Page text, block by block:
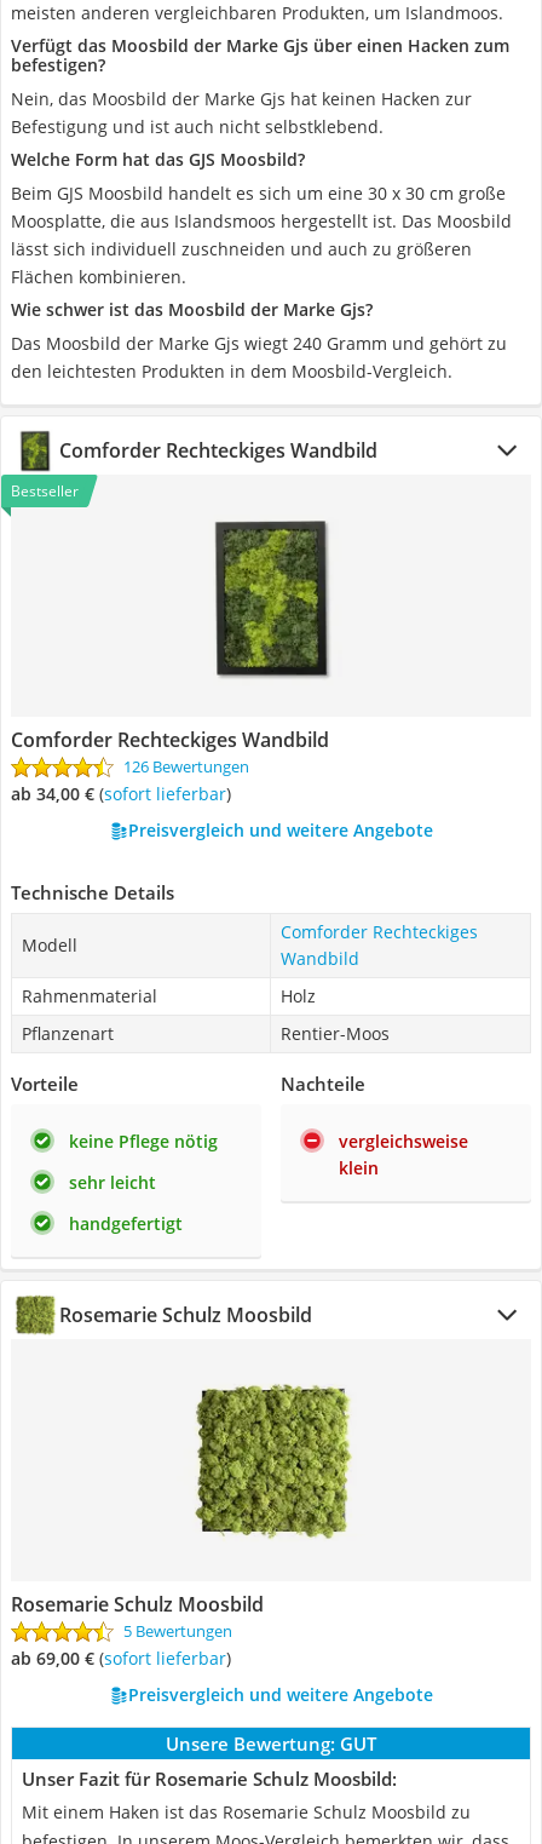
meisten anderen vergleichbaren Produkten, um Islandmoos.
Verfügt das Moosbild der Marke Gjs über einen Hacken zum
befestigen?
Nein, das Moosbild der Marke Gjs hat keinen Hacken zur
Befestigung und ist auch nicht selbstklebend.
Welche Form hat das GJS Moosbild?
Beim GJS Moosbild handelt es sich um eine 30 x 30 cm große
Moosplatte, die aus Islandsmoos hergestellt ist. Das Moosbild
lässt sich individuell zuschneiden und auch zu größeren
Flächen kombinieren.
Wie schwer ist das Moosbild der Marke Gjs?
Das Moosbild der Marke Gjs wiegt 240 Gramm und gehört zu
den leichtesten Produkten in dem Moosbild-Vergleich.
Comforder Rechteckiges Wandbild
Bestseller
Comforder Rechteckiges Wandbild
126 Bewertungen
ab 34,00 € ( Sofort lieferbar)
Preisvergleich und weitere Angebote
Technische Details
Modell
Comforder Rechteckiges
Wandbild
Rahmenmaterial
Holz
Pflanzenart
Rentier-Moos
Vorteile
keine Pflege nötig
sehr leicht
handgefertigt
Nachteile
vergleichsweise
klein
Rosemarie Schulz Moosbild
Rosemarie Schulz Moosbild
5 Bewertungen
ab 69,00 € ( Sofort lieferbar)
Preisvergleich und weitere Angebote
Unsere Bewertung: GUT
Unser Fazit für Rosemarie Schulz Moosbild:
Mit einem Haken ist das Rosemarie Schulz Moosbild zu